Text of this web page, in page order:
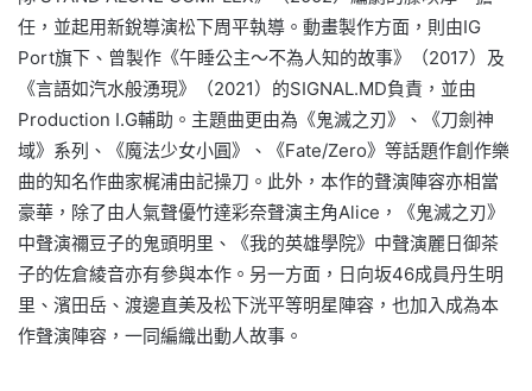
任，並起用新銳導演松下周平執導。動畫製作方面，則由IG
Port旗下、曾製作《午睡公主～不為人知的故事》（2017）及
《言語如汽水般湧現》（2021）的SIGNAL.MD負責，並由
Production I.G輔助。主題曲更由為《鬼滅之刃》、《刀劍神
域》系列、《魔法少女小圓》、《Fate/Zero》等話題作創作樂
曲的知名作曲家梶浦由記操刀。此外，本作的聲演陣容亦相當
豪華，除了由人氣聲優竹達彩奈聲演主角Alice，《鬼滅之刃》
中聲演禰豆子的鬼頭明里、《我的英雄學院》中聲演麗日御茶
子的佐倉綾音亦有參與本作。另一方面，日向坂46成員丹生明
里、濱田岳、渡邊直美及松下洸平等明星陣容，也加入成為本
作聲演陣容，一同編織出動人故事。